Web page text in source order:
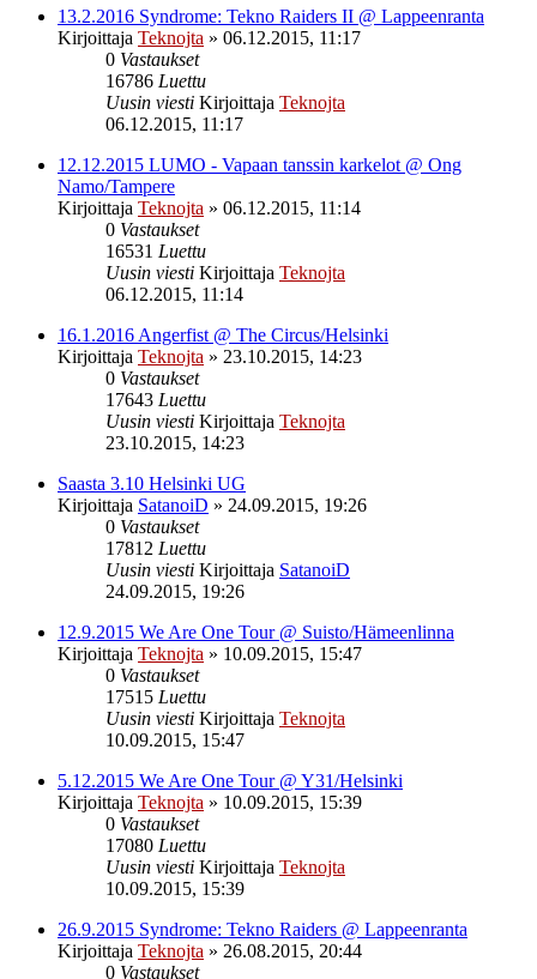
13.2.2016 Syndrome: Tekno Raiders II @ Lappeenranta
Kirjoittaja Teknojta » 06.12.2015, 11:17
0 Vastaukset
16786 Luettu
Uusin viesti Kirjoittaja Teknojta
06.12.2015, 11:17
12.12.2015 LUMO - Vapaan tanssin karkelot @ Ong
Namo/Tampere
Kirjoittaja Teknojta » 06.12.2015, 11:14
0 Vastaukset
16531 Luettu
Uusin viesti Kirjoittaja Teknojta
06.12.2015, 11:14
16.1.2016 Angerfist @ The Circus/Helsinki
Kirjoittaja Teknojta » 23.10.2015, 14:23
0 Vastaukset
17643 Luettu
Uusin viesti Kirjoittaja Teknojta
23.10.2015, 14:23
Saasta 3.10 Helsinki UG
Kirjoittaja SatanoiD » 24.09.2015, 19:26
0 Vastaukset
17812 Luettu
Uusin viesti Kirjoittaja SatanoiD
24.09.2015, 19:26
12.9.2015 We Are One Tour @ Suisto/Hämeenlinna
Kirjoittaja Teknojta » 10.09.2015, 15:47
0 Vastaukset
17515 Luettu
Uusin viesti Kirjoittaja Teknojta
10.09.2015, 15:47
5.12.2015 We Are One Tour @ Y31/Helsinki
Kirjoittaja Teknojta » 10.09.2015, 15:39
0 Vastaukset
17080 Luettu
Uusin viesti Kirjoittaja Teknojta
10.09.2015, 15:39
26.9.2015 Syndrome: Tekno Raiders @ Lappeenranta
Kirjoittaja Teknojta » 26.08.2015, 20:44
0 Vastaukset